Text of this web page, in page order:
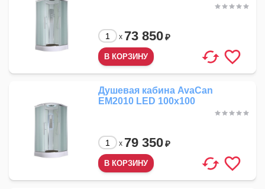
x 73 850₽
Душевая кабина AvaCan
EM2010 LED 100x100
x 79 350₽